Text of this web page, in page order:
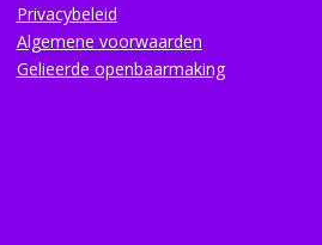
Privacybeleid
Algemene voorwaarden
Gelieerde openbaarmaking